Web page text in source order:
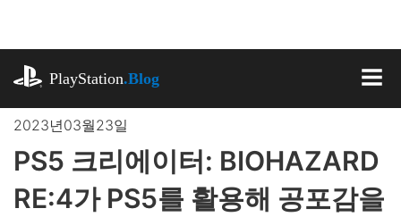
로
뛰
PlayStation.Blog
2023년03월23일
PS5 크리에이터: BIOHAZARD
RE:4가 PS5를 활용해 공포감을